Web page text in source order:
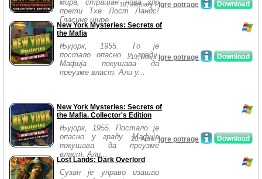
мира, страшан нова зло
прети Тхе Лост Ландс!
Гласине шире...
Download
16, January /Igre potrage
New York Mysteries: Secrets of
the Mafia
Њујорк, 1955. То је
постало опасно у граду.
Мафија покушава да
преузме власт. Али у...
Download
19, May / Igre potrage
New York Mysteries: Secrets of
the Mafia. Collector's Edition
Њујорк, 1955. Постало је
опасно у граду. Мафија
покушава да преузме
власт. Али...
Download
20, April /Igre potrage
Lost Lands: Dark Overlord
Сузан је управо изашао